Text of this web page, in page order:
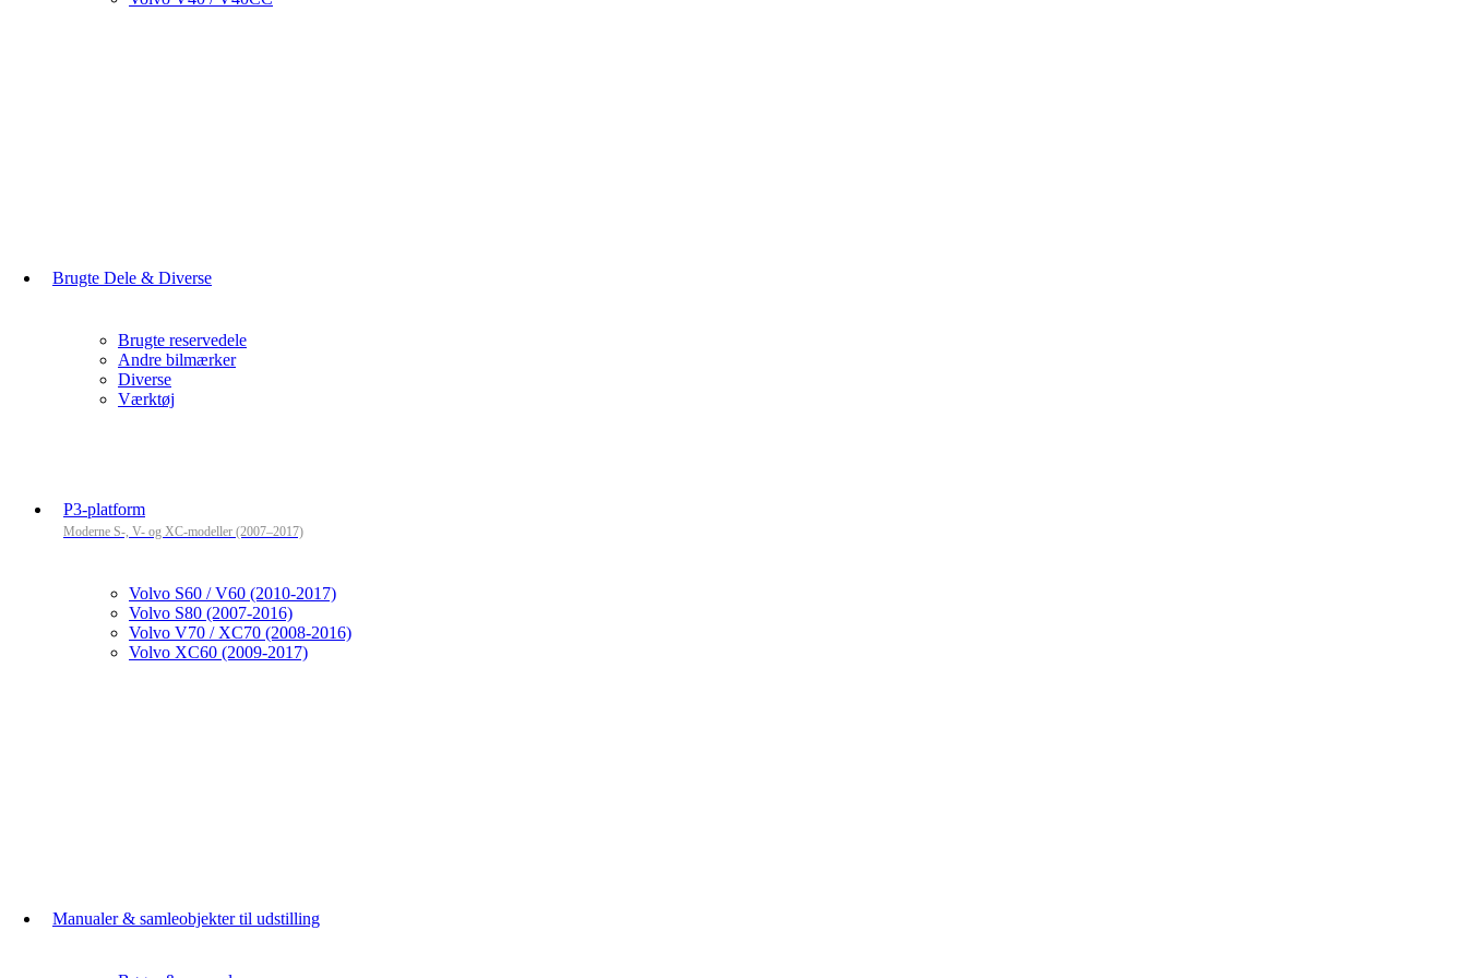
Brugte Dele & Diverse
Brugte reservedele
Andre bilmærker
Diverse
Værktøj
Manualer & samleobjekter til udstilling
P3-platform
Moderne S-, V- og XC-modeller (2007–2017)
Volvo S60 / V60 (2010-2017)
Volvo S80 (2007-2016)
Volvo V70 / XC70 (2008-2016)
Volvo XC60 (2009-2017)